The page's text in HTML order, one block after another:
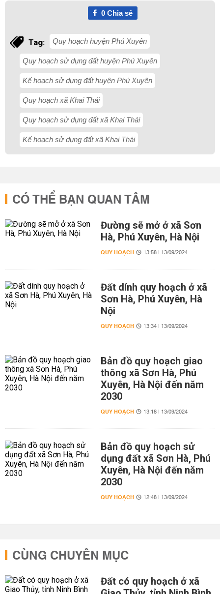
0Chia sẻ
Tag: Quy hoạch huyện Phú Xuyên
Quy hoạch sử dụng đất huyện Phú Xuyên
Kế hoạch sử dụng đất huyện Phú Xuyên
Quy hoạch xã Khai Thái
Quy hoạch sử dụng đất xã Khai Thái
Kế hoạch sử dụng đất xã Khai Thái
CÓ THỂ BẠN QUAN TÂM
Đường sẽ mở ở xã Sơn
Hà, Phú Xuyên, Hà Nội
QUY HOẠCH 13:58 | 13/09/2024
Đất dính quy hoạch ở xã
Sơn Hà, Phú Xuyên, Hà
Nội
QUY HOẠCH 13:34 | 13/09/2024
Bản đồ quy hoạch giao
thông xã Sơn Hà, Phú
Xuyên, Hà Nội đến năm
2030
QUY HOẠCH 13:18 | 13/09/2024
Bản đồ quy hoạch sử
dụng đất xã Sơn Hà, Phú
Xuyên, Hà Nội đến năm
2030
QUY HOẠCH 12:48 | 13/09/2024
CÙNG CHUYÊN MỤC
Đất có quy hoạch ở xã